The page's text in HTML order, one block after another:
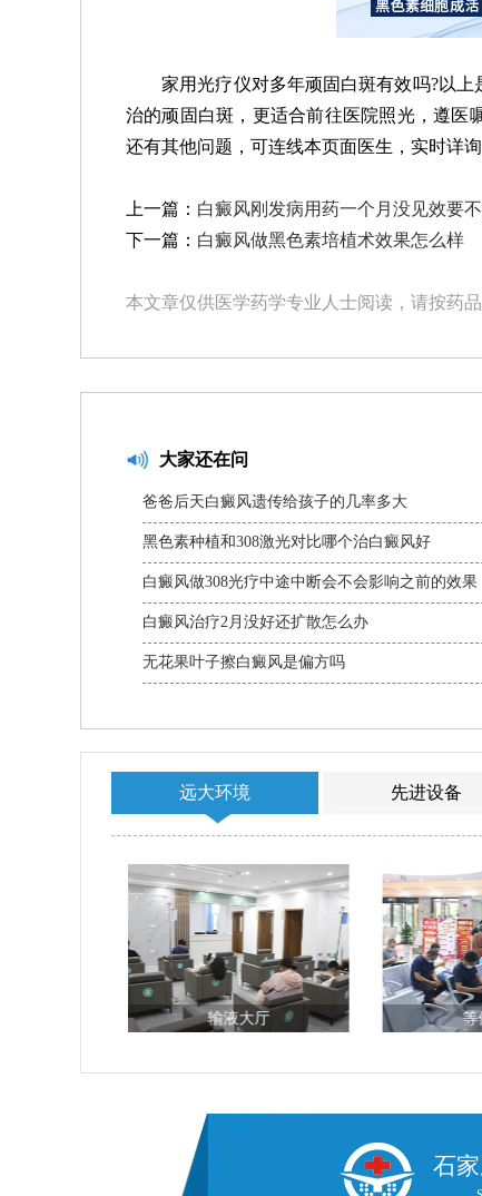
家用光疗仪对多年顽固白斑有效吗?以上
治的顽固白斑，更适合前往医院照光，遵医
还有其他问题，可连线本页面医生，实时详询
上一篇： 白癜风刚发病用药一个月没见效要
下一篇： 白癜风做黑色素培植术效果怎么样
本文章仅供医学药学专业人士阅读，请按药
大家还在问
爸爸后天白癜风遗传给孩子的几率多大
黑色素种植和308激光对比哪个治白癜风好
白癜风做308光疗中途中断会不会影响之前的效果
白癜风治疗2月没好还扩散怎么办
无花果叶子擦白癜风是偏方吗
远大环境 先进设备
输液大厅 等
石